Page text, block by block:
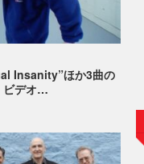
Insanity”ほか3曲の
ビデオ…